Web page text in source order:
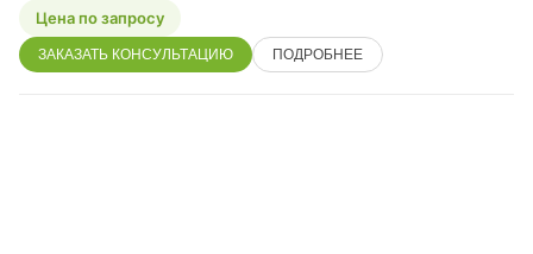
Цена по запросу
ЗАКАЗАТЬ КОНСУЛЬТАЦИЮ ПОДРОБНЕЕ